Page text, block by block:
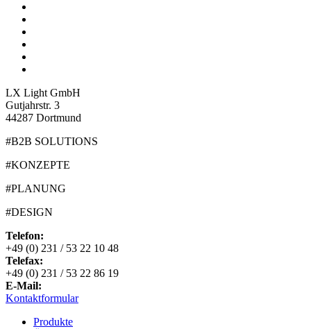
LX Light GmbH
Gutjahrstr. 3
44287 Dortmund
#B2B SOLUTIONS
#KONZEPTE
#PLANUNG
#DESIGN
Telefon:
+49 (0) 231 / 53 22 10 48
Telefax:
+49 (0) 231 / 53 22 86 19
E-Mail:
Kontaktformular
Produkte